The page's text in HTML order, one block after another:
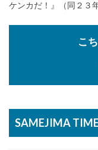
ケンカだ！』（同２３年
こ
SAMEJIMA